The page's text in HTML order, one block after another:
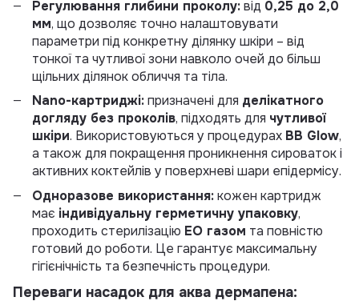
Регулювання глибини проколу:від 0,25 до 2,0
мм, що дозволяє точно налаштовувати
параметри під конкретну ділянку шкіри – від
тонкої та чутливої зони навколо очей до більш
щільних ділянок обличчя та тіла.
Nano-картриджі:призначені для делікатного
догляду без проколів, підходять для чутливої
шкіри. Використовуються у процедурах BB Glow,
а також для покращення проникнення сироваток і
активних коктейлів у поверхневі шари епідермісу.
Одноразове використання:кожен картридж
має індивідуальну герметичну упаковку,
проходить стерилізацію EO газом та повністю
готовий до роботи. Це гарантує максимальну
гігієнічність та безпечність процедури.
Переваги насадок для аква дермапена: